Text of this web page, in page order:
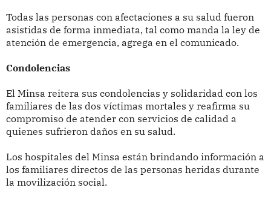
Todas las personas con afectaciones a su salud fueron
asistidas de forma inmediata, tal como manda la ley de
atención de emergencia, agrega en el comunicado.
Condolencias
El Minsa reitera sus condolencias y solidaridad con los
familiares de las dos víctimas mortales y reafirma su
compromiso de atender con servicios de calidad a
quienes sufrieron daños en su salud.
Los hospitales del Minsa están brindando información a
los familiares directos de las personas heridas durante
la movilización social.